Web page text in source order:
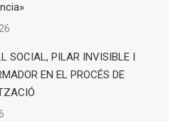
SOCIAL, PILAR INVISIBLE I
EN EL PROCÉS DE